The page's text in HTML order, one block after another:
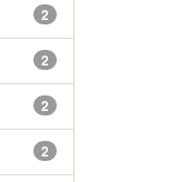
2
2
2
2